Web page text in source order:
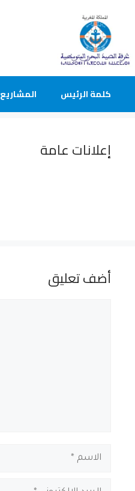
كلمة الرئيس المشاريع
إعلانات عامة
أضف تعليق